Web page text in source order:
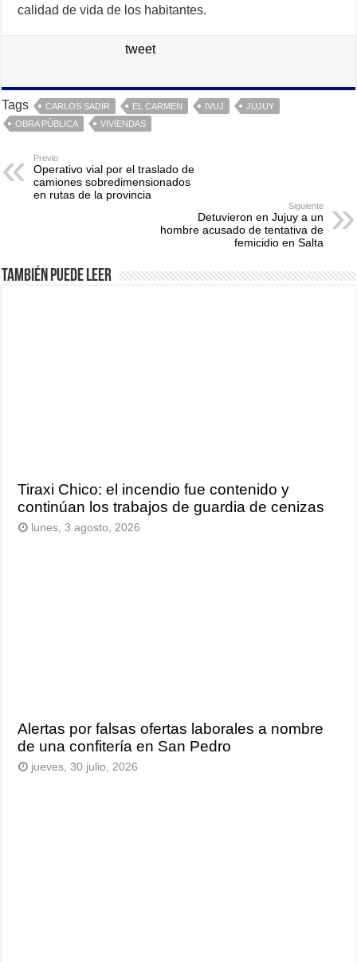
calidad de vida de los habitantes.
tweet
Tags CARLOS SADIR EL CARMEN IVUJ
JUJUY
OBRA PÚBLICA
VIVIENDAS
Previo
Operativo vial por el traslado de
camiones sobredimensionados
en rutas de la provincia
Siguiente
Detuvieron en Jujuy a un
hombre acusado de tentativa de
femicidio en Salta
También puede leer
Tiraxi Chico: el incendio fue contenido y
continúan los trabajos de guardia de cenizas
lunes, 3 agosto, 2026
Alertas por falsas ofertas laborales a nombre
de una confitería en San Pedro
jueves, 30 julio, 2026